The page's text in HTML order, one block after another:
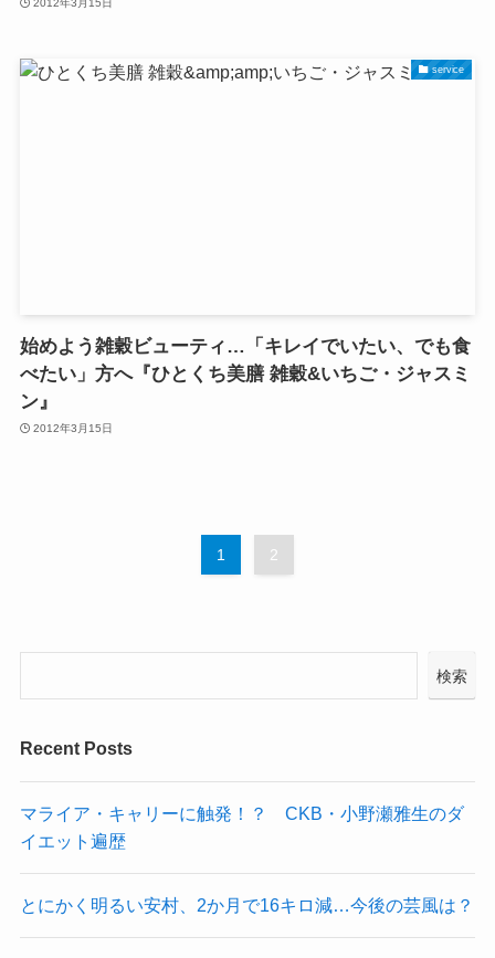
service
始めよう雑穀ビューティ…「キレイでいたい、でも食
べたい」方へ『ひとくち美膳 雑穀&いちご・ジャスミ
ン』
2012年3月15日
1 2
検索
Recent Posts
マライア・キャリーに触発！？ CKB・小野瀬雅生のダ
イエット遍歴
とにかく明るい安村、2か月で16キロ減…今後の芸風は？